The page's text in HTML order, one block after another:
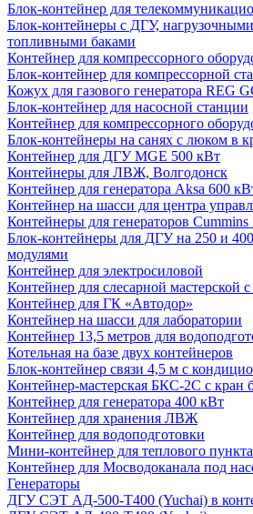
Блок-контейнер для
Блок-контейнеры с ДГУ,
топливными баками
Контейнер для компрессорного
Блок-контейнер для компрессорной
Кожух для газового генератора REG
Блок-контейнер для насосной станции
Контейнер для компрессорного
Блок-контейнеры на санях с люком в
Контейнер для ДГУ MGE 500 кВт
Контейнеры для ЛВЖ, Волгодонск
Контейнер для генератора Aksa 600
Контейнер на шасси для центра
Контейнеры для генераторов
Блок-контейнеры для ДГУ на 250 и
модулями
Контейнер для электросиловой
Контейнер для слесарной мастерской
Контейнер для ГК «Автодор»
Контейнер на шасси для лаборатории
Контейнер 13,5 метров для
Котельная на базе двух контейнеров
Блок-контейнер связи 4,5 м с
Контейнер-мастерская БКС-2С с кран
Контейнер для генератора 400 кВт
Контейнер для хранения ЛВЖ
Контейнер для водоподготовки
Мини-контейнер для теплового пункта
Контейнер для Мосводоканала под
Генераторы
ДГУ СЭТ АД-500-Т400 (Yuchai) в